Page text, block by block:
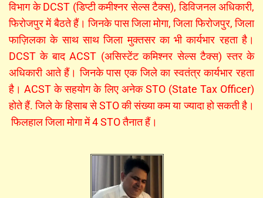
विभाग के DCST (डिप्टी कमीश्नर सेल्स टैक्स), डिविजनल अधिकारी,
फिरोजपुर में बैठते हैं। जिनके पास जिला मोगा, जिला फिरोजपुर, जिला
फाज़िलका के साथ साथ जिला मुक्तसर का भी कार्यभार रहता है।
DCST के बाद ACST (असिस्टेंट कमिश्नर सेल्स टैक्स) स्तर के
अधिकारी आते हैं। जिनके पास एक जिले का स्वतंत्र कार्यभार रहता
है। ACST के सहयोग के लिए अनेक STO (State Tax Officer)
होते हैं. जिले के हिसाब से STO की संख्या कम या ज्यादा हो सकती है।
फिलहाल जिला मोगा में 4 STO तैनात हैं।